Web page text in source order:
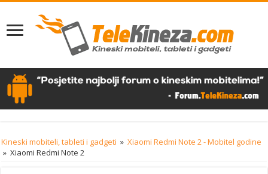
Kineski mobiteli, tableti i gadgeti » Xiaomi Redmi Note 2 - Mobitel godine
» Xiaomi Redmi Note 2